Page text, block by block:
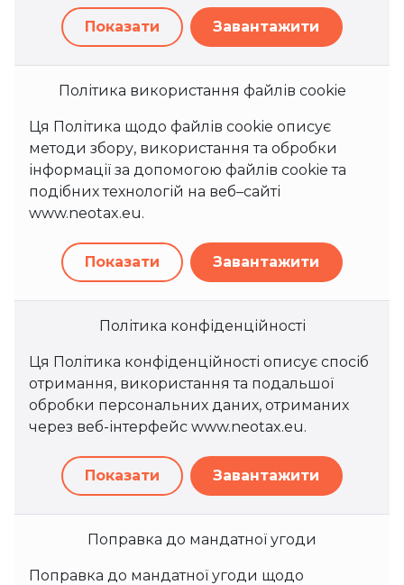
Показати Завантажити
Політика використання файлів cookie
Ця Політика щодо файлів cookie описує
методи збору, використання та обробки
інформації за допомогою файлів cookie та
подібних технологій на веб–сайті
www.neotax.eu.
Показати Завантажити
Політика конфіденційності
Ця Політика конфіденційності описує спосіб
отримання, використання та подальшої
обробки персональних даних, отриманих
через веб-інтерфейс www.neotax.eu.
Показати Завантажити
Поправка до мандатної угоди
Поправка до мандатної угоди щодо